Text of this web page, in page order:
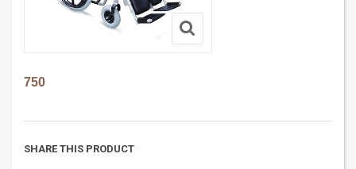
750
SHARE THIS PRODUCT